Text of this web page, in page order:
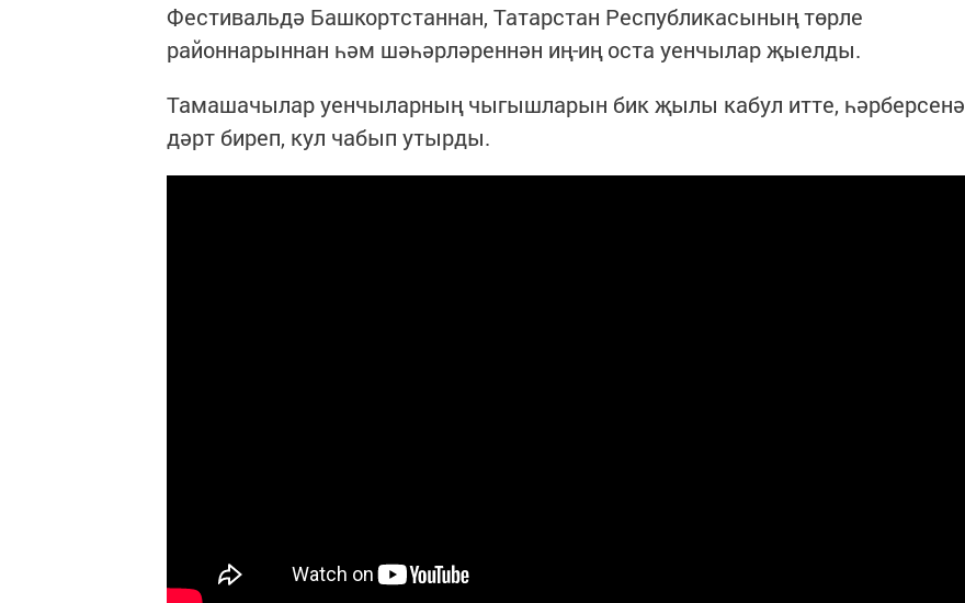
Фестивальдә Башкортстаннан, Татарстан Республикасының төрле
районнарыннан һәм шәһәрләреннән иң-иң оста уенчылар җыелды.
Тамашачылар уенчыларның чыгышларын бик җылы кабул итте, һәрберсенә
дәрт биреп, кул чабып утырды.